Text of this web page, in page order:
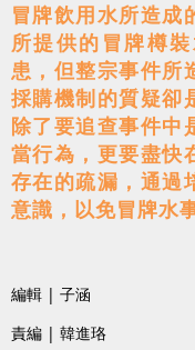
冒牌飲用水所造成
所提供的冒牌樽
患，但整宗事件所
採購機制的質疑卻
除了要追查事件中
當行為，更要盡快
存在的疏漏，通過
意識，以免冒牌水
編輯 | 子涵
責編 | 韓進珞